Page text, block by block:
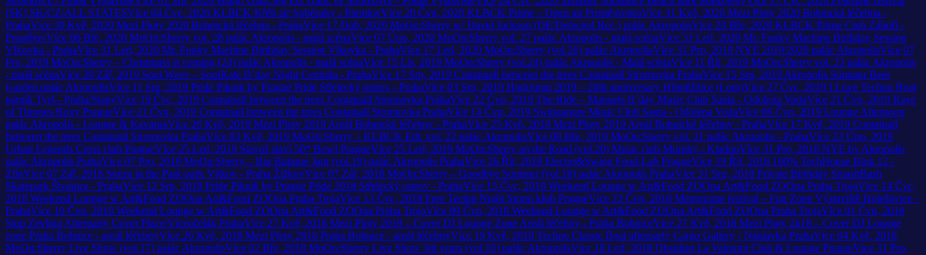
(SK) SK/CZ/ALL STATESVíce 04 Čvc, 2020 KLBCK Křéb air Soběsuky - PlumlovVíce 20 Čvn, 2020 KLBCK Prime – Open air ProstějovskoVíce 31 Kvě, 2020 Mezi Ploty 2020 Bohnická léčebna -
PrahaVíce 30 Kvě, 2020 Mezi Ploty 2020 Bohnická léčebna - PrahaVíce 17 Dub, 2020 MoOn:Sherry w/ David Jackson (DE/Defected Rec.) palác AkropolisVíce 20 Bře, 2020 KLBCK Prime Club Záhoří -
ProstějovVíce 06 Bře, 2020 MoOn:Sherry vol. 28 palác Akropolis - malá scénaVíce 07 Úno, 2020 MoOn:Sherry vol. 27 palác Akropolis - malá scénaVíce 31 Led, 2020 Mr. Funky Machine Birthday Session
Vlkovka - PrahaVíce 31 Led, 2020 Mr. Funky Machine Birthday Session Vlkovka - PrahaVíce 17 Led, 2020 MoOn:Sherry (vol.26) palác AkropolisVíce 31 Pro, 2019 NYE 2019/2020 palác AkropolisVíce 07
Pro, 2019 MoOn:Sherry – Christmass is coming (24) palác Akropolis - malá scénaVíce 15 Lis, 2019 MoOn:Sherry (vol.24) palác Akropolis - Malá scénaVíce 11 Říj, 2019 MoOn:Sherry vol. 23 palác Akropolis
- malá scénaVíce 28 Zář, 2019 Soul Wave – SoulKate B´day Night Centrála - PrahaVíce 17 Srp, 2019 Containall between the trees Containall Stromovka PrahaVíce 15 Srp, 2019 Akropolis Summer Beer
Garden palác AkropolisVíce 11 Srp, 2019 Pride Piknik by Prague Pride Střelecký ostrov - PrahaVíce 03 Srp, 2019 HighJump 2019 – 20th anniversary Hříměždice (Lom)Více 27 Čvc, 2019 I Love Techno Boat
parník Tyrš - Praha/SlapyVíce 19 Čvc, 2019 Containall between the trees Containall Stromovka PrahaVíce 22 Čvn, 2019 The Ride – Manuels B´day Music Club Santa - Odolena VodaVíce 21 Čvn, 2019 Rave
of Thrones Roxy PragueVíce 21 Čvn, 2019 Containall between the trees Containall Stromovka PrahaVíce 14 Čvn, 2019 Swingapure Music Club Santa - Odolena VodaVíce 06 Čvn, 2019 Lounge Afternoon
palác Akropolis - Lounge & KavárnaVíce 26 Kvě, 2019 Mezi Ploty 2019 Areál Bohnické léčebny - PrahaVíce 25 Kvě, 2019 Mezi Ploty 2019 Areál Bohnické léčebny - PrahaVíce 17 Kvě, 2019 Containall
between the trees Containall Stromovka PrahaVíce 03 Kvě, 2019 MoOn:Sherry – KLBCK Edt. vol. 22 palác AkropolisVíce 08 Bře, 2019 MoOn:Sherry vol. 21 palác Akropolis - PrahaVíce 23 Úno, 2019
Urban Legends Cross club PragueVíce 25 Led, 2019 Slavoš slaví 50* Bowl PragueVíce 25 Led, 2019 MoOn:Sherry on the Road (vol.20) Music club Murphy - KladnoVíce 31 Pro, 2018 NYE by Akropolis
palác Akropolis PrahaVíce 07 Pro, 2018 MoOn:Sherry – Big Butique Jam (vol.19) palác Akropolis PrahaVíce 26 Říj, 2018 Electro&Swing Food-Lab PragueVíce 19 Říj, 2018 100% TechHouse Blok 12 -
ZlínVíce 07 Zář, 2018 Storm in the Park park Vítkov - Praha ŽižkovVíce 07 Zář, 2018 MoOn:Sherry – Goodbye Summer (vol.18) palác Akropolis PrahaVíce 31 Srp, 2018 Private Birthday SmashBash
Skatepark Štvanice - PrahaVíce 12 Srp, 2018 Pride Piknik by Prague Pride 2018 Střelecký ostrov - PrahaVíce 15 Čvc, 2018 Weekend Lounge w Art&Food ZOOna Art&Food ZOOna Praha TrojaVíce 14 Čvc,
2018 Weekend Lounge w Art&Food ZOOna Art&Food ZOOna Praha TrojaVíce 13 Čvc, 2018 Free Techni Night Storm klub PragueVíce 23 Čvn, 2018 Metronome festival – Fun Zone Výstaviště Holešovice -
PrahaVíce 10 Čvn, 2018 Weekend Lounge w Art&Food ZOOna Art&Food ZOOna Praha TrojaVíce 09 Čvn, 2018 Weekend Lounge w Art&Food ZOOna Art&Food ZOOna Praha TrojaVíce 01 Čvn, 2018
Stop Zevling Afterparty Cover Place/Víceučelák PrahaVíce 27 Kvě, 2018 Mezi Ploty 2018 – Cover DJ Lounge Zone Areál léčebny - Praha BohniceVíce 27 Kvě, 2018 Mezi Ploty 2k18 – Cover DJ Lounge
zone Praha Bohnice - areál léčebnyVíce 26 Kvě, 2018 Mezi Ploty 2018 Praha Bohnice - areál léčebnyVíce 19 Kvě, 2018 Techno Classic Boat afterparty Cargo Gallery - Náplavka PrahaVíce 04 Kvě, 2018
MoOn:Sherry Live Show (vol.17) palác AkropolisVíce 02 Bře, 2018 MoOn:Sherry Live Show 3th years (vol.16) palác AkropolisVíce 18 Led, 2018 Obsidian La Valmont Club & Lounge PragueVíce 31 Pro,